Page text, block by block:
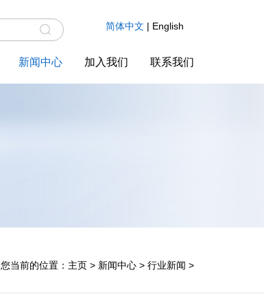
简体中文 | English
新闻中心 加入我们 联系我们
您当前的位置： 主页 > 新闻中心 > 行业新闻 >